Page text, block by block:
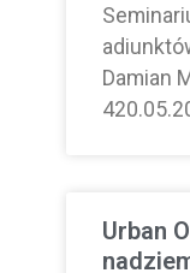
Damian
Urban